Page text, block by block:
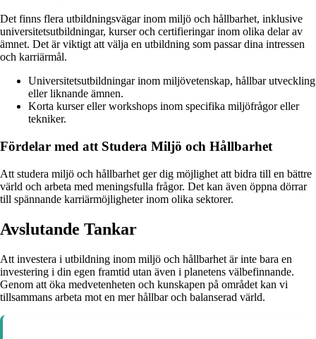
Det finns flera utbildningsvägar inom miljö och hållbarhet, inklusive
universitetsutbildningar, kurser och certifieringar inom olika delar av
ämnet. Det är viktigt att välja en utbildning som passar dina intressen
och karriärmål.
Universitetsutbildningar inom miljövetenskap, hållbar utveckling
eller liknande ämnen.
Korta kurser eller workshops inom specifika miljöfrågor eller
tekniker.
Fördelar med att Studera Miljö och Hållbarhet
Att studera miljö och hållbarhet ger dig möjlighet att bidra till en bättre
värld och arbeta med meningsfulla frågor. Det kan även öppna dörrar
till spännande karriärmöjligheter inom olika sektorer.
Avslutande Tankar
Att investera i utbildning inom miljö och hållbarhet är inte bara en
investering i din egen framtid utan även i planetens välbefinnande.
Genom att öka medvetenheten och kunskapen på området kan vi
tillsammans arbeta mot en mer hållbar och balanserad värld.